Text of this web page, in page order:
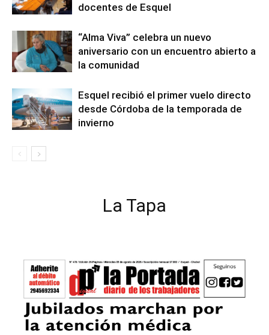
docentes de Esquel
“Alma Viva” celebra un nuevo
aniversario con un encuentro abierto a
la comunidad
Esquel recibió el primer vuelo directo
desde Córdoba de la temporada de
invierno
La Tapa